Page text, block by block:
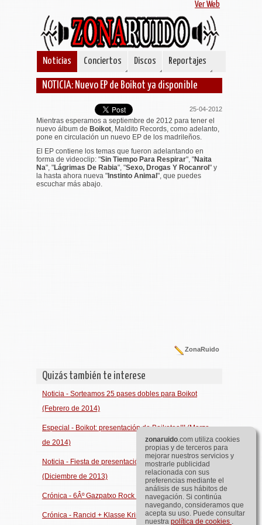
Ver Web
Noticias Conciertos Discos Reportajes
NOTICIA: Nuevo EP de Boikot ya disponible
25-04-2012
Mientras esperamos a septiembre de 2012 para tener el
nuevo álbum de Boikot , Maldito Records, como adelanto,
pone en circulación un nuevo EP de los madrileños.
El EP contiene los temas que fueron adelantando en
forma de videoclip: "Sin Tiempo Para Respirar", "Naita
Na", "Lágrimas De Rabia", "Sexo, Drogas Y Rocanrol" y
la hasta ahora nueva "Instinto Animal", que puedes
escuchar más abajo.
ZonaRuido
Quizás también te interese
Noticia - Sorteamos 25 pases dobles para Boikot
(Febrero de 2014)
Especial - Boikot: presentación de Boikotea!!! (Marzo
de 2014)
Noticia - Fiesta de presentación del AÃºpa 2014
(Diciembre de 2013)
Crónica - 6Âº Gazpatxo Rock (Ayora, Febrero de 2011)
Crónica - Rancid + Klasse Kriminale (Madrid, Julio de
zonaruido.com utiliza cookies
propias y de terceros para
mejorar nuestros servicios y
mostrarle publicidad
relacionada con sus
preferencias mediante el
análisis de sus hábitos de
navegación. Si continúa
navegando, consideramos que
acepta su uso. Puede consultar
nuestra política de cookies .